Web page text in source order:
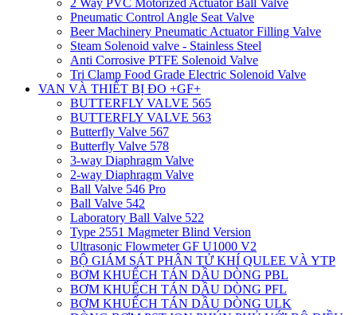
Pneumatic Control Angle Seat Valve
Beer Machinery Pneumatic Actuator Filling Valve
Steam Solenoid valve - Stainless Steel
Anti Corrosive PTFE Solenoid Valve
Tri Clamp Food Grade Electric Solenoid Valve
VAN VÀ THIẾT BỊ ĐO +GF+
BUTTERFLY VALVE 565
BUTTERFLY VALVE 563
Butterfly Valve 567
Butterfly Valve 578
3-way Diaphragm Valve
2-way Diaphragm Valve
Ball Valve 546 Pro
Ball Valve 542
Laboratory Ball Valve 522
Type 2551 Magmeter Blind Version
Ultrasonic Flowmeter GF U1000 V2
BỘ GIÁM SÁT PHÂN TỬ KHÍ QULEE VÀ YTP
BƠM KHUẾCH TÁN DẦU DÒNG PBL
BƠM KHUẾCH TÁN DẦU DÒNG PFL
BƠM KHUẾCH TÁN DẦU DÒNG ULK